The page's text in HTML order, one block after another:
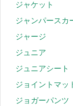
ジャケット
ジャンパースカ
ジャージ
ジュニア
ジュニアシート
ジョイントマッ
ジョガーパンツ